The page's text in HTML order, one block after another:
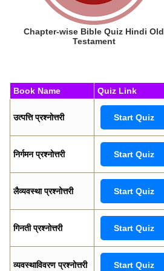
Chapter-wise Bible Quiz Hindi Old
Testament
Book Name Quiz Link
उत्पत्ति प्रश्नोत्तरी Start Quiz
निर्गमन प्रश्नोत्तरी Start Quiz
लैव्यवस्था प्रश्नोत्तरी Start Quiz
गिनती प्रश्नोत्तरी Start Quiz
व्यवस्थाविवरण प्रश्नोत्तरी Start Quiz